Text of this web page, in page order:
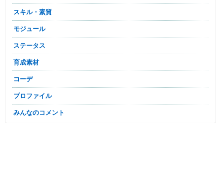
スキル・素質
モジュール
ステータス
育成素材
コーデ
プロファイル
みんなのコメント